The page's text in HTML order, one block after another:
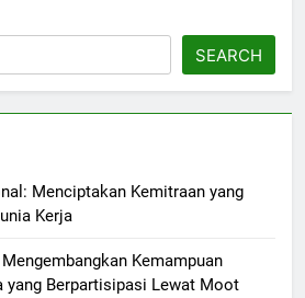
SEARCH
Menciptakan Kemitraan yang
Kerja
Kemampuan
yang Berpartisipasi Lewat Moot